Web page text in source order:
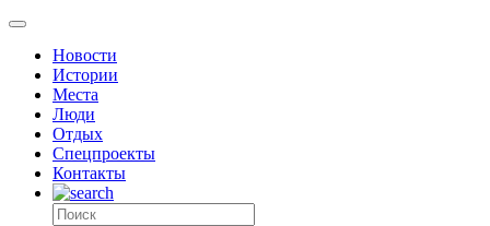
Новости
Истории
Места
Люди
Отдых
Спецпроекты
Контакты